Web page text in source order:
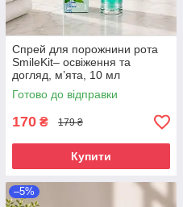
Спрей для порожнини рота
SmileKit– освіження та
догляд, м’ята, 10 мл
Готово до відправки
170 ₴ 179 ₴
Купити
–5%